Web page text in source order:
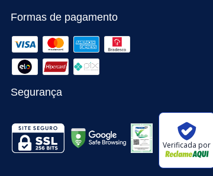
Formas de pagamento
Segurança
Verificada por